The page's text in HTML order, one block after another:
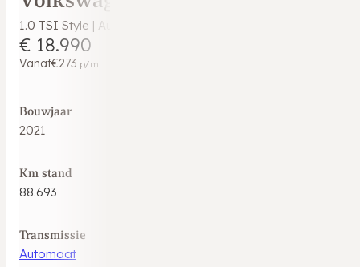
1.0 TSI Style | Automaat | Digitale Cockpit | CarPlay |
€ 18.990
Vanaf€273 p/m
Bouwjaar
2021
Km stand
88.693
Transmissie
Automaat